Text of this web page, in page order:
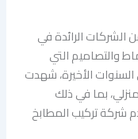
الرائدة في
والتصاميم التي
الأخيرة، شهدت
بما في ذلك
شركة تركيب المطابخ